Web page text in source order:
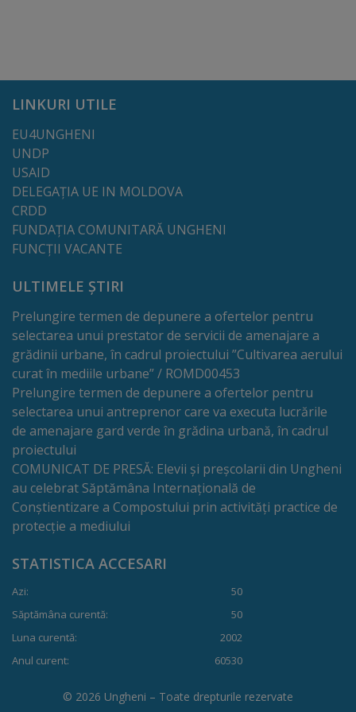
Rapoarte
Consultări
publice
Achiziții
publice
Rezultate/Atribuiri
Planuri/
Rapoarte
Licitații
Rezultate
Buget
și
locale
Strategii
și
programe
LINKURI UTILE
EU4UNGHENI
UNDP
USAID
DELEGAȚIA UE IN MOLDOVA
CRDD
FUNDAȚIA COMUNITARĂ UNGHENI
FUNCȚII VACANTE
ULTIMELE ȘTIRI
Prelungire termen de depunere a ofertelor pentru
selectarea unui prestator de servicii de amenajare a
grădinii urbane, în cadrul proiectului ”Cultivarea aerului
curat în mediile urbane” / ROMD00453
Prelungire termen de depunere a ofertelor pentru
selectarea unui antreprenor care va executa lucrările
de amenajare gard verde în grădina urbană, în cadrul
proiectului
COMUNICAT DE PRESĂ: Elevii și preșcolarii din Ungheni
au celebrat Săptămâna Internațională de
Conștientizare a Compostului prin activități practice de
protecție a mediului
STATISTICA ACCESARI
Azi:
50
Săptămâna curentă:
50
Luna curentă:
2002
Anul curent:
60530
© 2026 Ungheni – Toate drepturile rezervate